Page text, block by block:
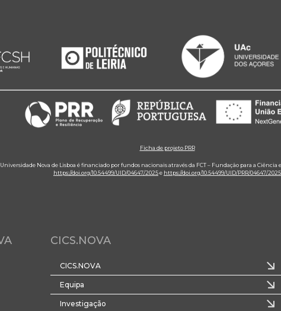
Ficha de projeto PRR
Nova de Lisboa é financiado por fundos nacionais através da FCT – Fundação para a Ciência
https://doi.org/10.54499/UID/04647/2025e https://doi.org/10.54499/UID/PRR/04647/2025
CICS.NOVA
CICS.NOVA
Equipa
Investigação